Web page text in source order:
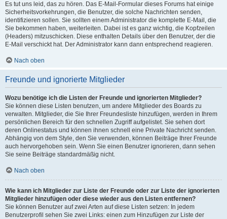
Es tut uns leid, das zu hören. Das E-Mail-Formular dieses Forums hat einige
Sicherheitsvorkehrungen, die Benutzer, die solche Nachrichten senden,
identifizieren sollen. Sie sollten einem Administrator die komplette E-Mail, die
Sie bekommen haben, weiterleiten. Dabei ist es ganz wichtig, die Kopfzeilen
(Headers) mitzuschicken. Diese enthalten Details über den Benutzer, der die
E-Mail verschickt hat. Der Administrator kann dann entsprechend reagieren.
Nach oben
Freunde und ignorierte Mitglieder
Wozu benötige ich die Listen der Freunde und ignorierten Mitglieder?
Sie können diese Listen benutzen, um andere Mitglieder des Boards zu
verwalten. Mitglieder, die Sie Ihrer Freundesliste hinzufügen, werden in Ihrem
persönlichen Bereich für den schnellen Zugriff aufgelistet. Sie sehen dort
deren Onlinestatus und können ihnen schnell eine Private Nachricht senden.
Abhängig von dem Style, den Sie verwenden, können Beiträge Ihrer Freunde
auch hervorgehoben sein. Wenn Sie einen Benutzer ignorieren, dann sehen
Sie seine Beiträge standardmäßig nicht.
Nach oben
Wie kann ich Mitglieder zur Liste der Freunde oder zur Liste der ignorierten
Mitglieder hinzufügen oder diese wieder aus den Listen entfernen?
Sie können Benutzer auf zwei Arten auf diese Listen setzen: In jedem
Benutzerprofil sehen Sie zwei Links: einen zum Hinzufügen zur Liste der